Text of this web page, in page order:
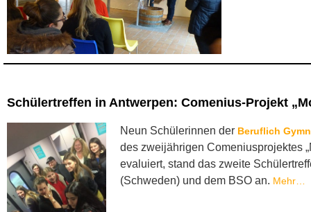
Schülertreffen in Antwerpen: Comenius-Projekt
Neun Schülerinnen der Beruflich
des zweijährigen Comeniusprojektes
evaluiert, stand das zweite
(Schweden) und dem BSO an. Mehr…